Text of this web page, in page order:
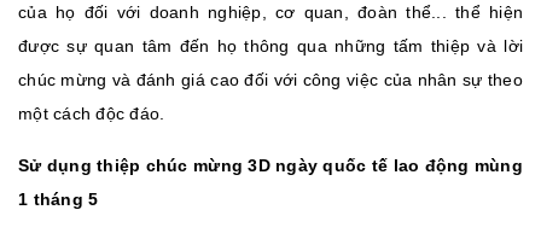
của họ đối với doanh nghiệp, cơ quan, đoàn thể... thể hiện
được sự quan tâm đến họ thông qua những tấm thiệp và lời
chúc mừng và đánh giá cao đối với công việc của nhân sự theo
một cách độc đáo.
Sử dụng thiệp chúc mừng 3D ngày quốc tế lao động mùng
1 tháng 5